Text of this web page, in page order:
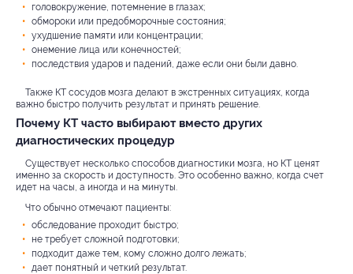
головокружение, потемнение в глазах;
обмороки или предобморочные состояния;
ухудшение памяти или концентрации;
онемение лица или конечностей;
последствия ударов и падений, даже если они были давно.
Также КТ сосудов мозга делают в экстренных ситуациях, когда
важно быстро получить результат и принять решение.
Почему КТ часто выбирают вместо других
диагностических процедур
Существует несколько способов диагностики мозга, но КТ ценят
именно за скорость и доступность. Это особенно важно, когда счет
идет на часы, а иногда и на минуты.
Что обычно отмечают пациенты:
обследование проходит быстро;
не требует сложной подготовки;
подходит даже тем, кому сложно долго лежать;
дает понятный и четкий результат.